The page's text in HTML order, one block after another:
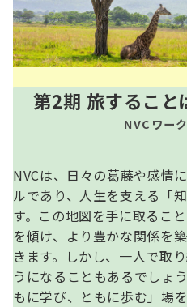
第2期 旅すること
NVCワー
NVCは、日々の葛藤や感情
ルであり、人生を支える「
す。この地図を手に取るこ
を傾け、より豊かな関係を
きます。しかし、一人で取
うになることもあるでしょ
もに学び、ともに歩む」場